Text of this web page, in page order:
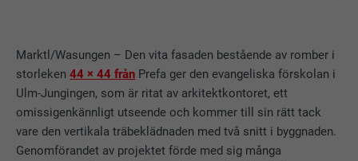
Marktl/Wasungen – Den vita fasaden bestående av romber i
storleken44 × 44 från Prefa ger den evangeliska förskolan i
Ulm-Jungingen, som är ritat av arkitektkontoret, ett
omissigenkännligt utseende och kommer till sin rätt tack
vare den vertikala träbeklädnaden med två snitt i byggnaden.
Genomförandet av projektet förde med sig många